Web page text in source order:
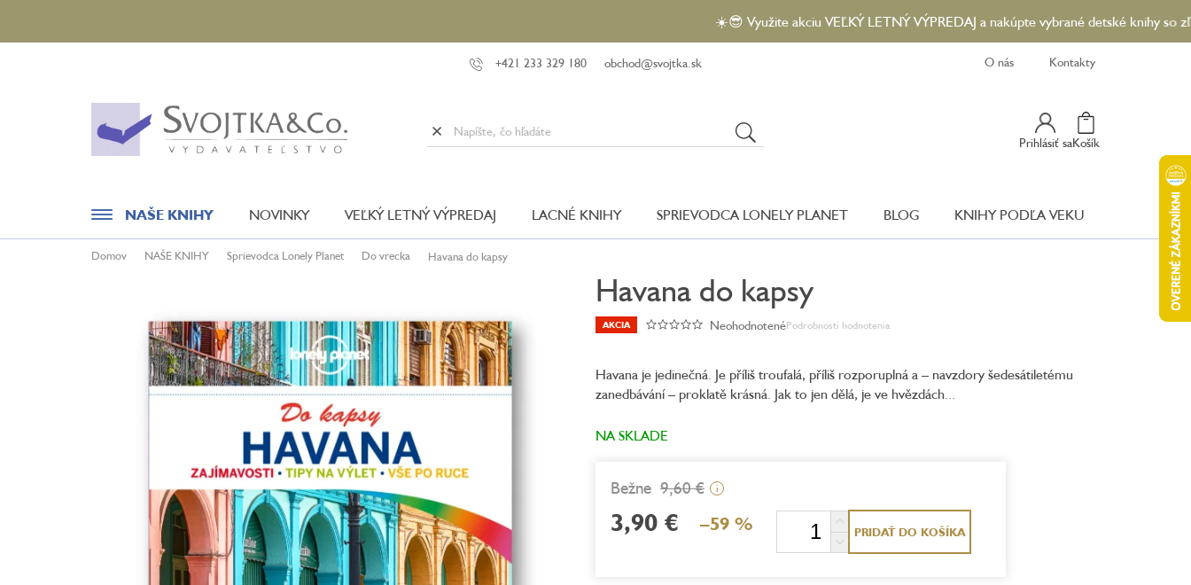
obsah
☀️😎 Využite akciu VEĽKÝ LETNÝ VÝPREDAJ a nakúpte vybrané detské knihy so zľavou
+421 233 329 180 obchod@svojtka.sk O nás Kontakty
Prihlásiť sa
Nákupný
Košík
NAŠE KNIHY
Novinky
Aktivity / Samolepky
NOVINKY VEĽKÝ LETNÝ VÝPREDAJ LACNÉ KNIHY SPRIEVODCA LONELY PLANET BLOG KNIHY PODĽA VEKU
Domov NAŠE KNIHY Sprievodca Lonely Planet Do vrecka Havana do kapsy
Havana do kapsy
Podrobnosti hodnotenia
AKCIA
Priemerné
je
0,0
Neohodnotené
Havana je jedinečná. Je příliš troufalá, příliš rozporuplná a – navzdory šedesátiletému
zanedbávání – proklatě krásná. Jak to jen dělá, je ve hvězdách...
NA SKLADE
9,60 € i
3,90 € –59 % PRIDAŤ DO KOŠÍKA